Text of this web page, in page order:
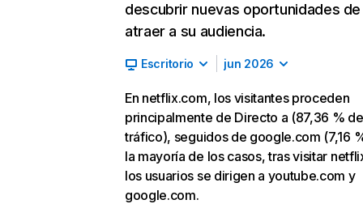
descubrir nuevas oportunidades de
atraer a su audiencia.
Escritorio jun 2026
En netflix.com, los visitantes proceden
principalmente de Directo a (87,36 % de
tráfico), seguidos de google.com (7,16
la mayoría de los casos, tras visitar
los usuarios se dirigen a youtube.com y
google.com.